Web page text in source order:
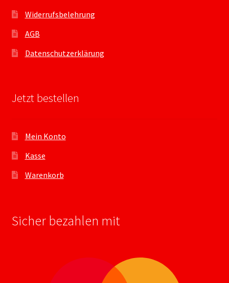
Widerrufsbelehrung
AGB
Datenschutzerklärung
Jetzt bestellen
Mein Konto
Kasse
Warenkorb
Sicher bezahlen mit